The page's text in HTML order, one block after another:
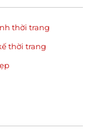
thời trang
thời trang